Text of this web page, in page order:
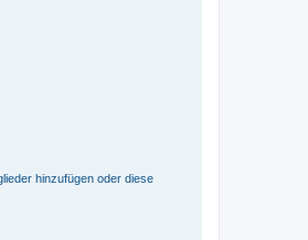
hinzufügen oder diese